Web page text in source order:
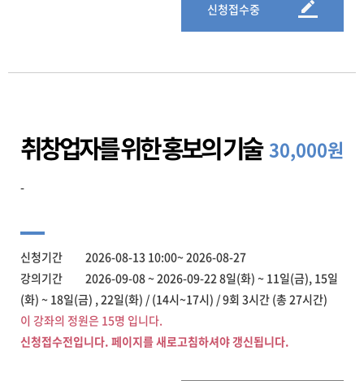
신청접수중
취창업자를 위한 홍보의 기술 30,000원
-
신청기간 2026-08-13 10:00~ 2026-08-27
강의기간 2026-09-08 ~ 2026-09-22 8일(화) ~ 11일(금), 15일
(화) ~ 18일(금) , 22일(화) / (14시~17시) / 9회 3시간 (총 27시간)
이 강좌의 정원은 15명 입니다.
신청접수전입니다. 페이지를 새로고침하셔야 갱신됩니다.